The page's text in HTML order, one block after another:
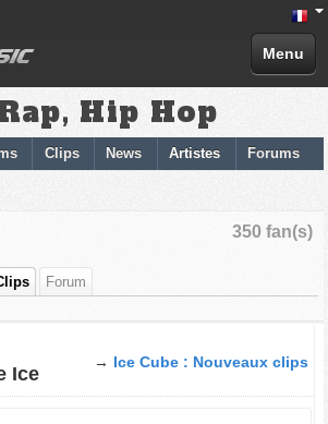
Menu
Hip Hop
Clips News Artistes Forums
350 fan(s)
Forum
→ Ice Cube : Nouveaux clips
Ice